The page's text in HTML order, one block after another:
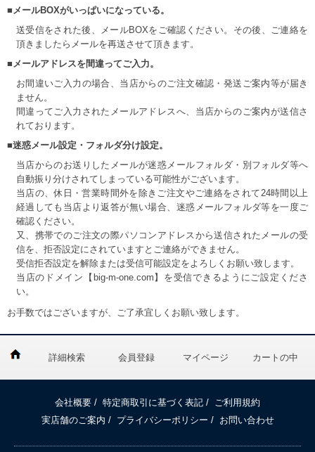
■メールBOXがいっぱいになっている。
送受信をされた後、メールBOXをご確認ください。その後、ご連絡を
頂きましたらメールを再送させて頂きます。
■メールアドレスを間違ってご入力。
お間違いご入力の場合、当店からのご注文確認・発送ご案内等が届き
ません。
間違ってご入力されたメールアドレスへ、当店からのご案内が送信さ
れております。
■迷惑メール設定・フォルダ分け設定。
当店からのお送りしたメールが迷惑メールフォルダ・別フォルダ等へ
自動振り分けされてしまっている可能性がございます。
当店の、休日・営業時間外を除きご注文やご連絡をされて24時間以上
経過しても当店より返答が無い場合、迷惑メールフォルダ等を一度ご
確認ください。
又、携帯でのご注文の際パソコンアドレスから送信されたメールの受
信を、拒否設定にされていますとご連絡ができません。
受信拒否設定を解除または受信可能設定をよろしくお願い致します。
当店のドメイン【big-m-one.com】を受信できるようにご設定くださ
い。
お手数ではございますが、ご了承宜しくお願い致します。
詳細検索 会員登録 マイページ カートの中
会社概要 / 特定商取引に基づく表記 /
ご利用規約
実店舗のご案内 / プライバシーポリシー / お問い合わせ